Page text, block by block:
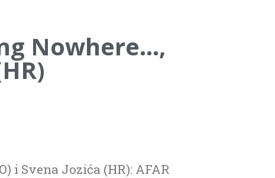
Nowhere…,
i Svena Jozića (HR): AFAR